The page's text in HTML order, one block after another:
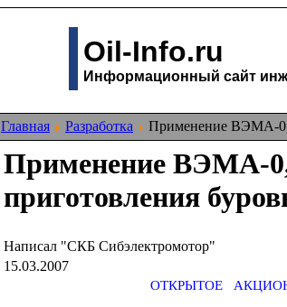
Oil-Info.ru
Информационный сайт
Главная Разработка
Применение ВЭМА-
Применение ВЭМА-
приготовления
Написал "СКБ Сибэлектромотор"
15.03.2007
ОТКРЫТОЕ